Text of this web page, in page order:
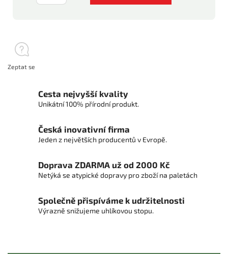
Zeptat se
Cesta nejvyšší kvality
Unikátní 100% přírodní produkt.
Česká inovativní firma
Jeden z největších producentů v Evropě.
Doprava ZDARMA už od 2000 Kč
Netýká se atypické dopravy pro zboží na paletách
Společně přispíváme k udržitelnosti
Výrazně snižujeme uhlíkovou stopu.